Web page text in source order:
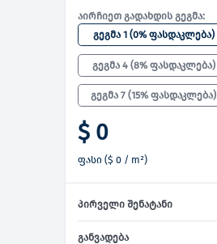
აირჩიეთ გადახდის გეგმა:
გეგმა 1 (0% ფასდაკლება)
გეგმა 4 (8% ფასდაკლება)
გეგმა 7 (15% ფასდაკლება)
$ 0
ფასი ($ 0 / m²)
პირველი შენატანი
განვადება